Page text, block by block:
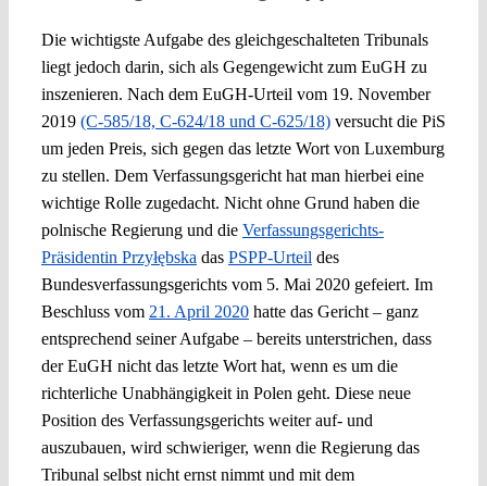
Die wichtigste Aufgabe des gleichgeschalteten Tribunals
liegt jedoch darin, sich als Gegengewicht zum EuGH zu
inszenieren. Nach dem EuGH-Urteil vom 19. November
2019 (C-585/18, C-624/18 und C-625/18)versucht die PiS
um jeden Preis, sich gegen das letzte Wort von Luxemburg
zu stellen. Dem Verfassungsgericht hat man hierbei eine
wichtige Rolle zugedacht. Nicht ohne Grund haben die
polnische Regierung und die Verfassungsgerichts-
Präsidentin Przyłębska das PSPP-Urteil des
Bundesverfassungsgerichts vom 5. Mai 2020 gefeiert. Im
Beschluss vom 21. April 2020hatte das Gericht – ganz
entsprechend seiner Aufgabe – bereits unterstrichen, dass
der EuGH nicht das letzte Wort hat, wenn es um die
richterliche Unabhängigkeit in Polen geht. Diese neue
Position des Verfassungsgerichts weiter auf- und
auszubauen, wird schwieriger, wenn die Regierung das
Tribunal selbst nicht ernst nimmt und mit dem